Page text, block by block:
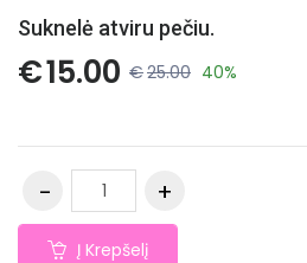
Suknelė atviru pečiu.
€15.00 €25.00 40%
Į Krepšelį